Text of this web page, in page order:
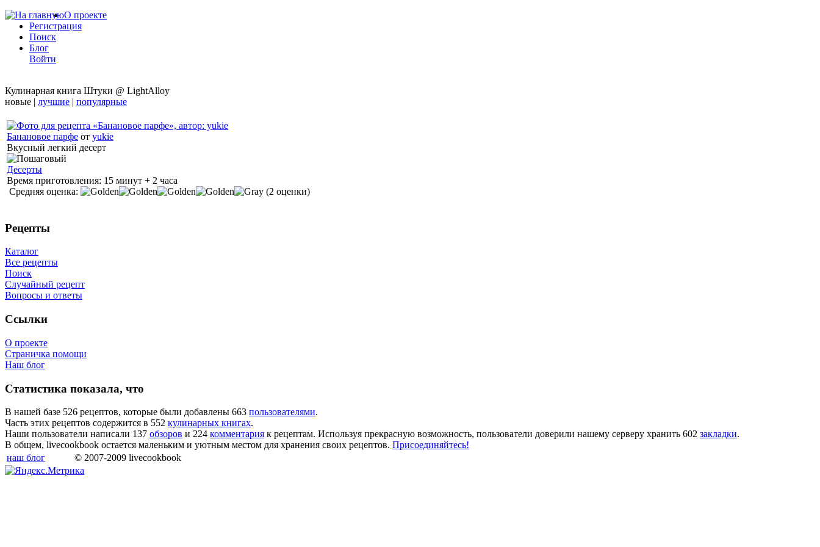
О проекте
Регистрация
Поиск
Блог
Войти
Кулинарная книга Штуки @ LightAlloy
новые | лучшие | популярные
Банановое парфе от yukie
Вкусный легкий десерт
Десерты
Время приготовления: 15 минут + 2 часа
Средняя оценка:
(2 оценки)
Рецепты
Каталог
Все рецепты
Поиск
Случайный рецепт
Вопросы и ответы
Ссылки
О проекте
Страничка помощи
Наш блог
Статистика показала, что
В нашей базе 526 рецептов, которые были добавлены 663 пользователями.
Часть этих рецептов содержится в 552 кулинарных книгах.
Наши пользователи написали 137 обзоров и 224 комментария к рецептам. Используя прекрасную возможность, пользователи доверили нашему серверу хранить 602 закладки.
В общем, livecookbook остается маленьким и уютным местом для хранения своих рецептов. Присоединяйтесь!
наш блог © 2007-2009 livecookbook